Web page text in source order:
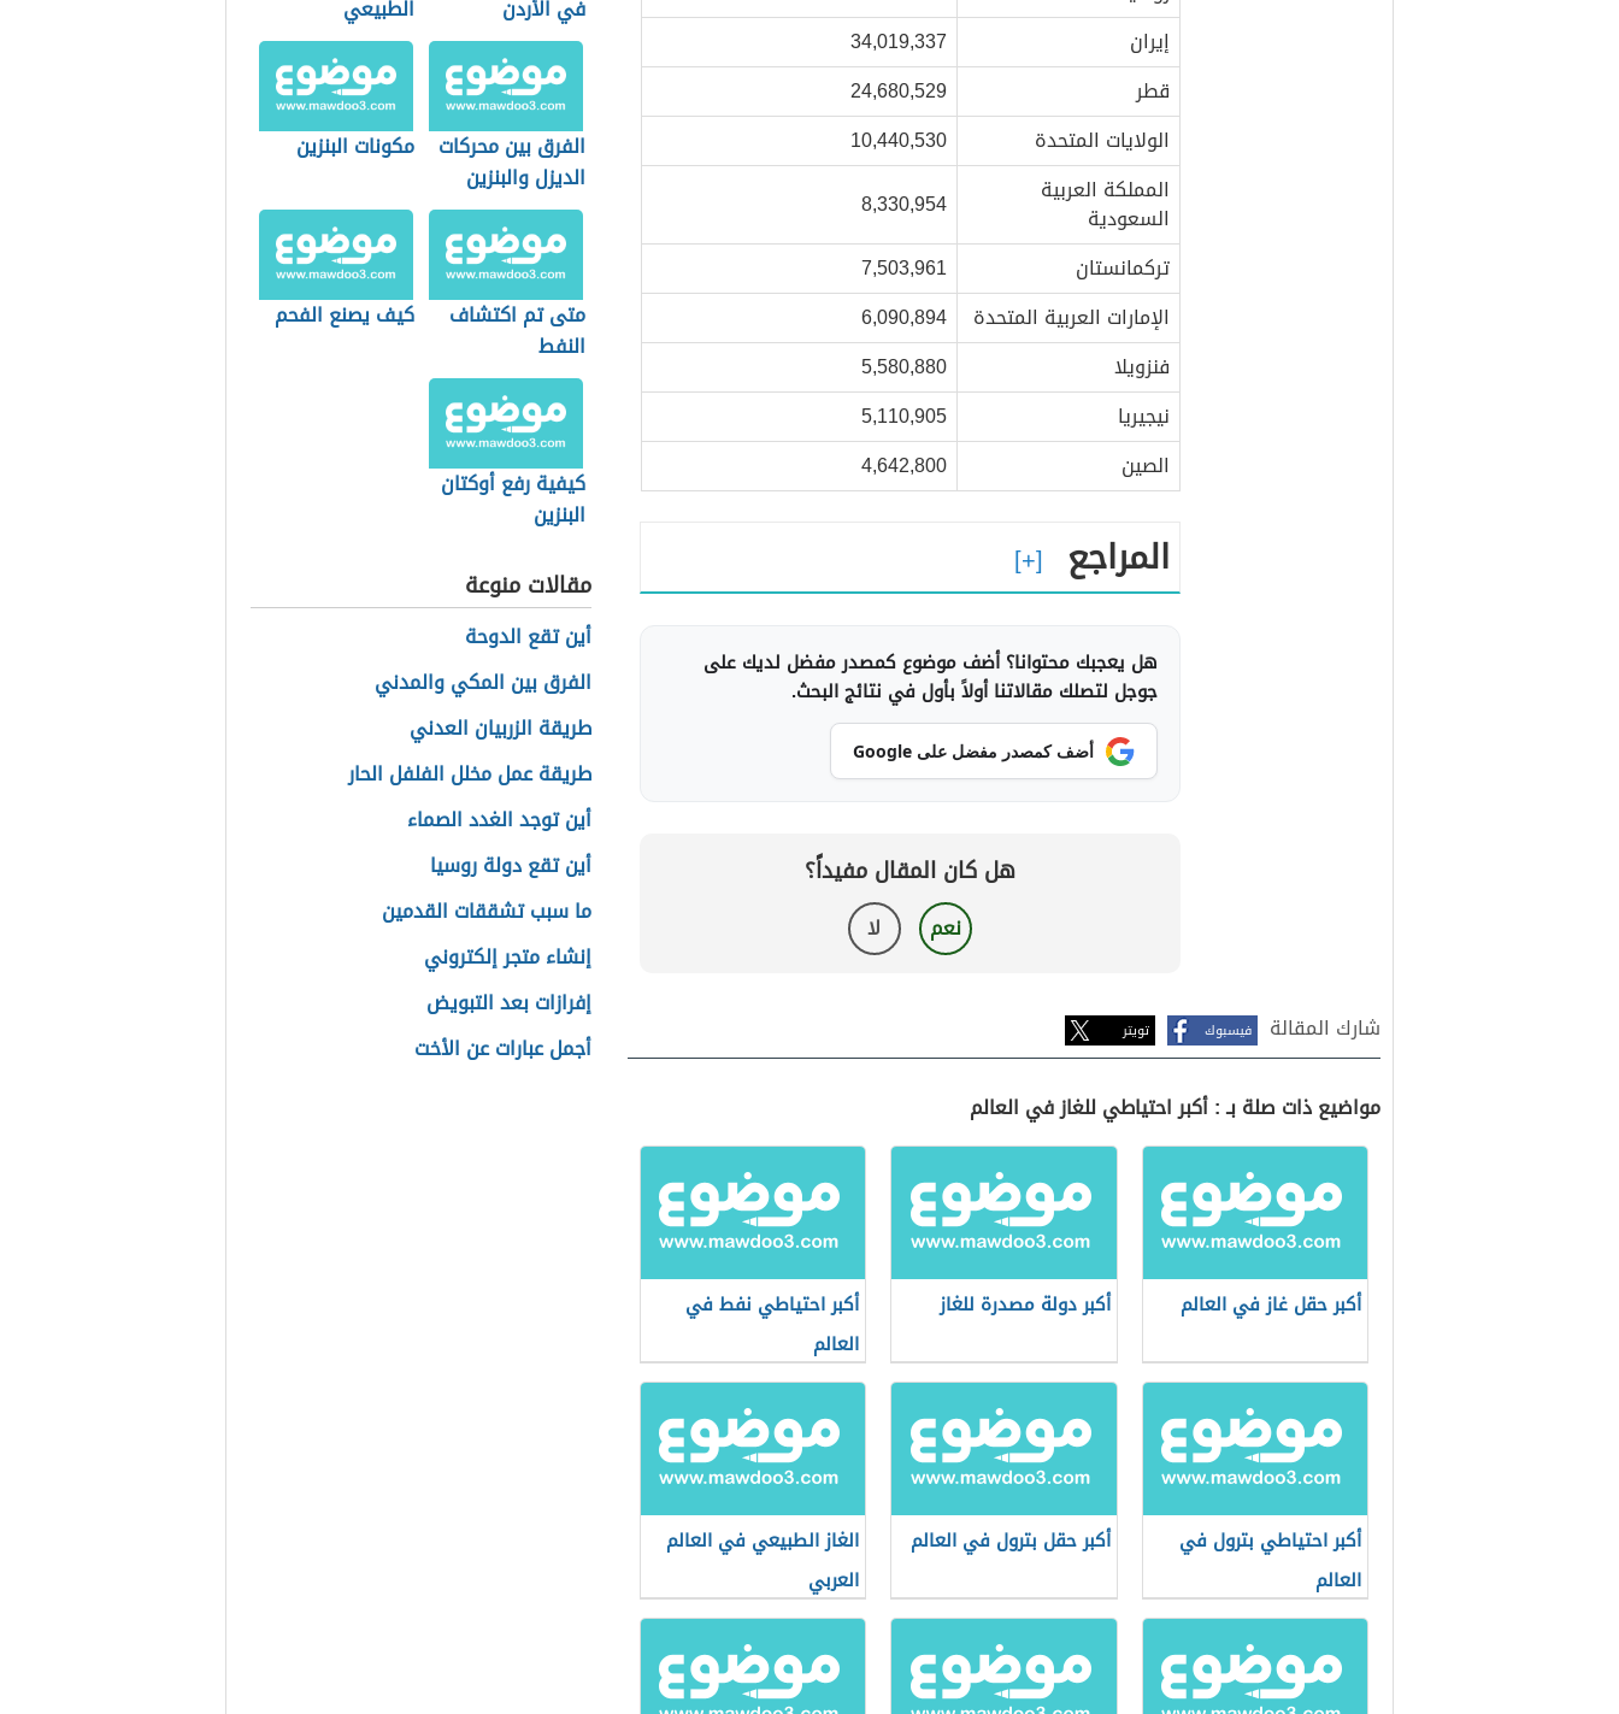
إيران
34,019,337
قطر
24,680,529
الولايات المتحدة
10,440,530
المملكة العربية
السعودية
8,330,954
تركمانستان
7,503,961
الإمارات العربية المتحدة
6,090,894
فنزويلا
5,580,880
نيجيريا
5,110,905
الصين
4,642,800
المراجع
هل يعجبك محتوانا؟ أضف موضوع كمصدر مفضل لديك على
جوجل لتصلك مقالاتنا أولاً بأول في نتائج البحث.
أضف كمصدر مفضل على Google
هل كان المقال مفيداً؟
نعم لا
شارك المقالة فيسبوك تويتر
مواضيع ذات صلة بـ : أكبر احتياطي للغاز في العالم
أكبر حقل غاز في العالم أكبر دولة مصدرة للغاز
أكبر احتياطي نفط في
العالم
أكبر احتياطي بترول في
العالم
أكبر حقل بترول في العالم
الغاز الطبيعي في العالم
العربي
في الأردن
الطبيعي
الفرق بين محركات
الديزل والبنزين
مكونات البنزين
متى تم اكتشاف
النفط
كيف يصنع الفحم
كيفية رفع أوكتان
البنزين
مقالات منوعة
أين تقع الدوحة
الفرق بين المكي والمدني
طريقة الزربيان العدني
طريقة عمل مخلل الفلفل الحار
أين توجد الغدد الصماء
أين تقع دولة روسيا
ما سبب تشققات القدمين
إنشاء متجر إلكتروني
إفرازات بعد التبويض
أجمل عبارات عن الأخت